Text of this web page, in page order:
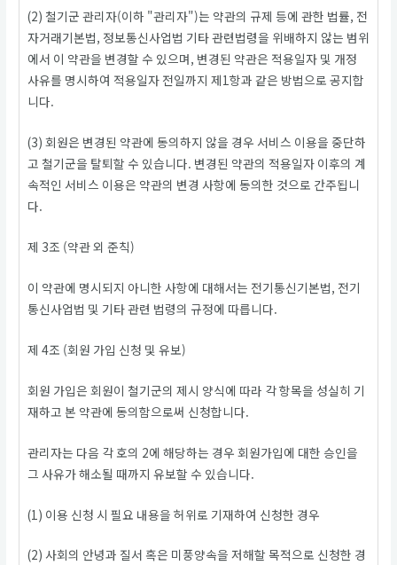
(2) 철기군 관리자(이하 "관리자")는 약관의 규제 등에 관한 법률, 전
자거래기본법, 정보통신사업법 기타 관련법령을 위배하지 않는 범위
에서 이 약관을 변경할 수 있으며, 변경된 약관은 적용일자 및 개정
사유를 명시하여 적용일자 전일까지 제1항과 같은 방법으로 공지합
니다.
(3) 회원은 변경된 약관에 동의하지 않을 경우 서비스 이용을 중단하
고 철기군을 탈퇴할 수 있습니다. 변경된 약관의 적용일자 이후의 계
속적인 서비스 이용은 약관의 변경 사항에 동의한 것으로 간주됩니
다.
제 3조 (약관 외 준칙)
이 약관에 명시되지 아니한 사항에 대해서는 전기통신기본법, 전기
통신사업법 및 기타 관련 법령의 규정에 따릅니다.
제 4조 (회원 가입 신청 및 유보)
회원 가입은 회원이 철기군의 제시 양식에 따라 각 항목을 성실히 기
재하고 본 약관에 동의함으로써 신청합니다.
관리자는 다음 각 호의 2에 해당하는 경우 회원가입에 대한 승인을
그 사유가 해소될 때까지 유보할 수 있습니다.
(1) 이용 신청 시 필요 내용을 허위로 기재하여 신청한 경우
(2) 사회의 안녕과 질서 혹은 미풍양속을 저해할 목적으로 신청한 경